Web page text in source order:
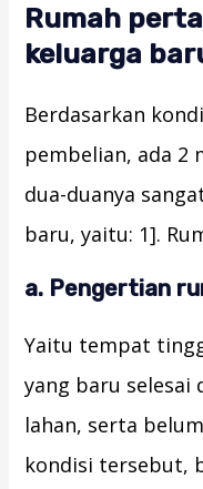
Rumah
keluarga
Berdasarkan
pembelian, ada 2
dua-duanya
baru, yaitu: 1].
a. Pengertian
Yaitu tempat
yang baru selesai
lahan, serta
kondisi tersebut,